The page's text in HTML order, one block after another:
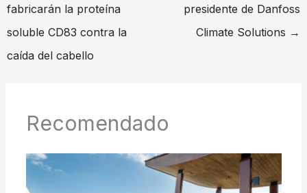
fabricarán la proteína
soluble CD83 contra la
caída del cabello
presidente de Danfoss
Climate Solutions →
Recomendado